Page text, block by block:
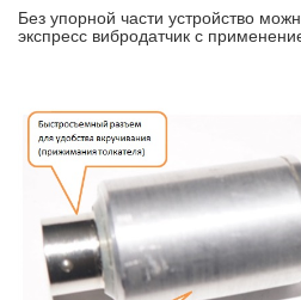
Без упорной части устройство
экспресс вибродатчик с